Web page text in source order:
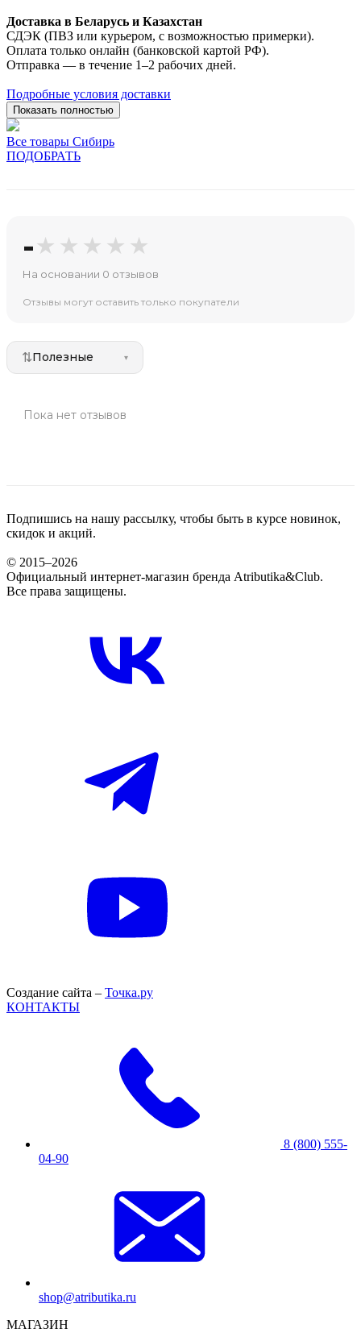
Доставка в Беларусь и Казахстан
СДЭК (ПВЗ или курьером, с возможностью примерки).
Оплата только онлайн (банковской картой РФ).
Отправка — в течение 1–2 рабочих дней.
Подробные условия доставки
Показать полностью
Все товары Сибирь
ПОДОБРАТЬ
-★★★★★
На основании 0 отзывов
Отзывы могут оставить только покупатели
⇅Полезные ▾
Пока нет отзывов
Подпишись на нашу рассылку, чтобы быть в курсе новинок,
скидок и акций.
© 2015–2026
Официальный интернет-магазин бренда Atributika&Club.
Все права защищены.
Создание сайта – Точка.ру
КОНТАКТЫ
8 (800) 555-
04-90
shop@atributika.ru
МАГАЗИН